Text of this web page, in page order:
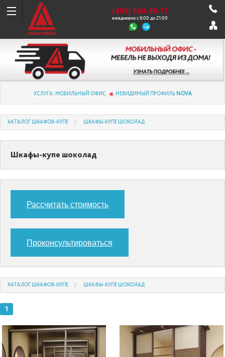
(495) 540-59-71
ежедневно с 9:00 до 21:00
УСЛУГА: МОБИЛЬНЫЙ ОФИС НЕВИДИМЫЙ ПРОФИЛЬ NOVA
КАТАЛОГ ШКАФОВ-КУПЕ ШКАФЫ-КУПЕ ШОКОЛАД
Шкафы-купе шоколад
Рассчитать стоимость
Проконсультироваться
КАТАЛОГ ШКАФОВ-КУПЕ ШКАФЫ-КУПЕ ШОКОЛАД
1